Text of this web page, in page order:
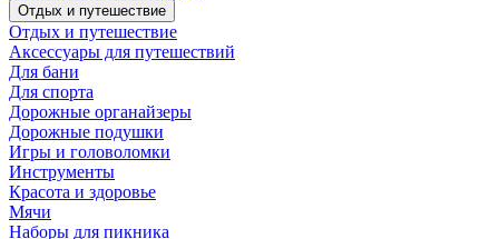
Отдых и путешествие
Отдых и путешествие
Аксессуары для путешествий
Для бани
Для спорта
Дорожные органайзеры
Дорожные подушки
Игры и головоломки
Инструменты
Красота и здоровье
Мячи
Наборы для пикника